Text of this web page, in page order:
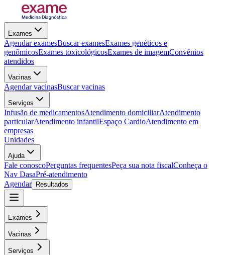
Exames
Agendar examesBuscar examesExames genéticos e
genômicosExames toxicológicosExames de imagemConvênios
atendidos
Vacinas
Agendar vacinasBuscar vacinas
Serviços
Infusão de medicamentosAtendimento domiciliarAtendimento
particularAtendimento infantilEspaço CardioAtendimento em
empresas
Unidades
Ajuda
Fale conoscoPerguntas frequentesPeça sua nota fiscalConheça o
Nav DasaPré-atendimento
Agendar
Resultados
Exames
Vacinas
Serviços